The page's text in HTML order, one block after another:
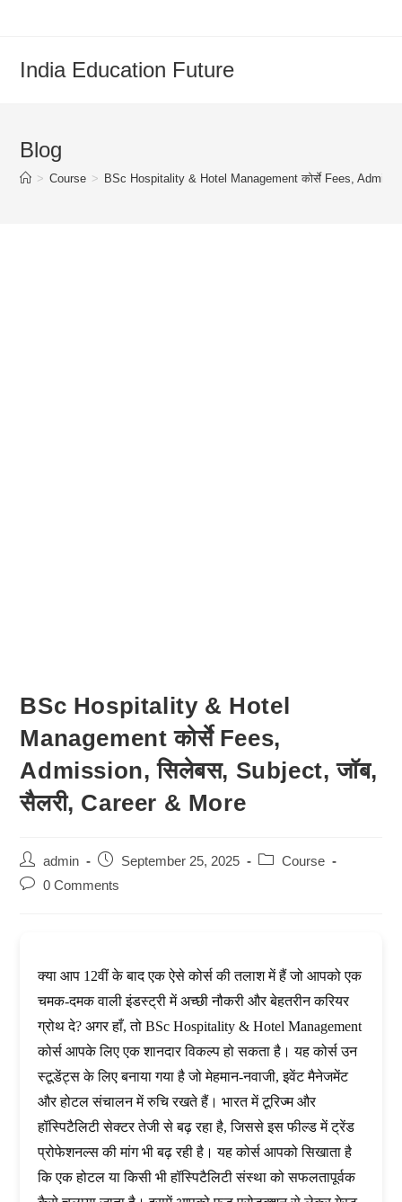
India Education Future
Blog
> Course > BSc Hospitality & Hotel Management कोर्से Fees,
BSc Hospitality & Hotel
Management कोर्से Fees,
Admission, सिलेबस, Subject, जॉब,
सैलरी, Career & More
Post
author:
admin
Post
published:
September 25, 2025
PostCourse
Post0 Comments
क्या आप 12वीं के बाद एक ऐसे कोर्स की तलाश में हैं जो आपको एक
चमक-दमक वाली इंडस्ट्री में अच्छी नौकरी और बेहतरीन करियर
ग्रोथ दे? अगर हाँ, तो BSc Hospitality & Hotel Management
कोर्स आपके लिए एक शानदार विकल्प हो सकता है। यह कोर्स उन
स्टूडेंट्स के लिए बनाया गया है जो मेहमान-नवाजी, इवेंट मैनेजमेंट
और होटल संचालन में रुचि रखते हैं। भारत में टूरिज्म और
हॉस्पिटैलिटी सेक्टर तेजी से बढ़ रहा है, जिससे इस फील्ड में ट्रेंड
प्रोफेशनल्स की मांग भी बढ़ रही है। यह कोर्स आपको सिखाता है
कि एक होटल या किसी भी हॉस्पिटैलिटी संस्था को सफलतापूर्वक